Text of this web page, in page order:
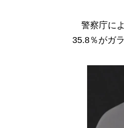
警察庁に
35.8％がガ